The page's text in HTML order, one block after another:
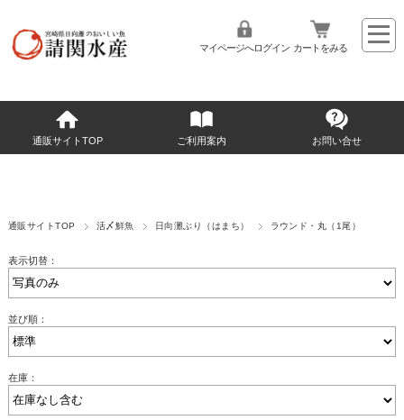
マイページへログイン カートをみる
通販サイトTOP ご利用案内 お問い合せ
通販サイトTOP 活〆鮮魚 日向灘ぶり（はまち） ラウンド・丸（1尾）
表示切替：
並び順：
在庫：